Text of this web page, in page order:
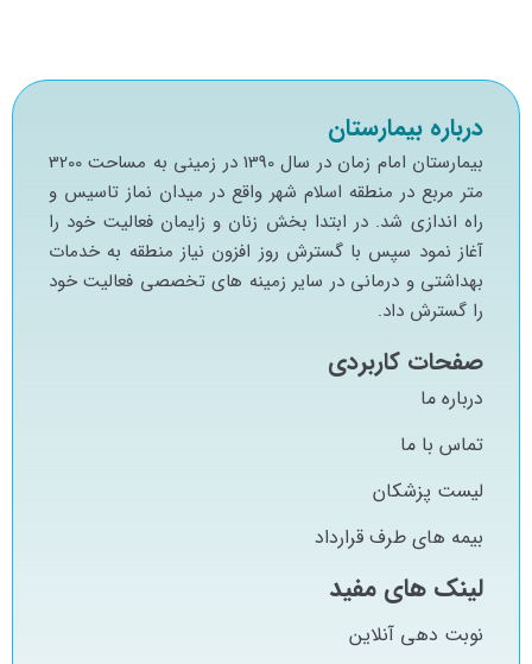
درباره بیمارستان
بيمارستان امام زمان در سال 1390 در زميني به مساحت 3200
متر مربع در منطقه اسلام شهر واقع در ميدان نماز تاسيس و
راه اندازي شد. در ابتدا بخش زنان و زايمان فعاليت خود را
آغاز نمود سپس با گسترش روز افزون نياز منطقه به خدمات
بهداشتي و درماني در ساير زمينه هاي تخصصي فعاليت خود
را گسترش داد.
صفحات کاربردی
درباره ما
تماس با ما
لیست پزشکان
بیمه های طرف قرارداد
لینک های مفید
نوبت دهی آنلاین